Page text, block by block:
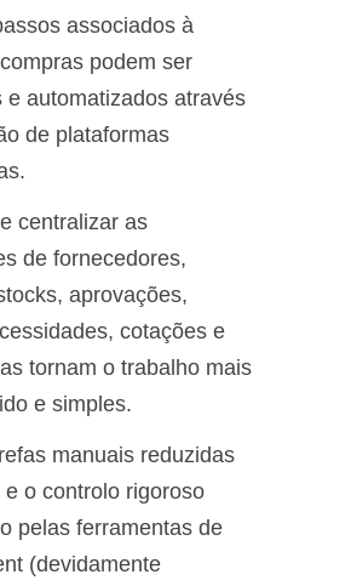
associados à
podem ser
e automatizados através
de plataformas
centralizar as
de fornecedores,
aprovações,
cotações e
tornam o trabalho mais
e simples.
manuais reduzidas
o controlo rigoroso
pelas ferramentas de
(devidamente